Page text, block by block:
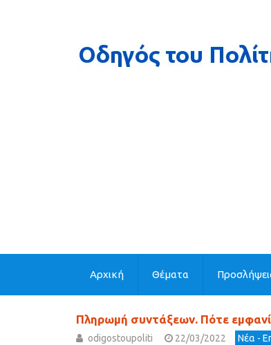
Αρχική Θέματα
Πληρωμή συντάξεων. Πότε
odigostoupoliti 22/03/2022 Νέα -